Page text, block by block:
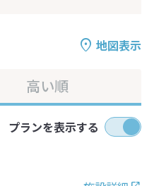
地図表示
高い順
プランを表示する